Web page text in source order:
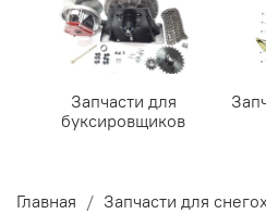
Запчасти для
буксировщиков
Главная Запчасти для